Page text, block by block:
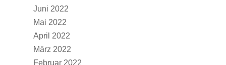
Juni 2022
Mai 2022
April 2022
März 2022
Februar 2022